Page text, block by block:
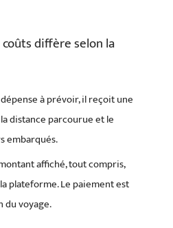
diffère selon la
à prévoir, il reçoit une
distance parcourue et le
embarqués.
affiché, tout compris,
plateforme. Le paiement est
du voyage.